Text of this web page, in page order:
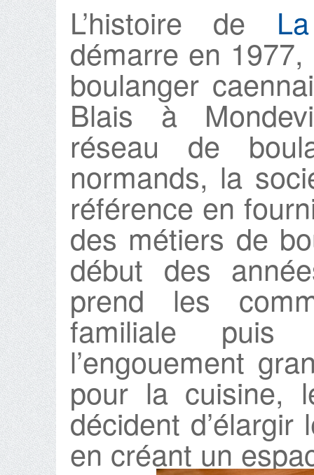
L’histoire de
démarre en
boulanger
Blais à
réseau de
normands, la
référence en
des métiers de
début des
prend les
familiale
l’engouement
pour la cuisine,
décident
en créant un